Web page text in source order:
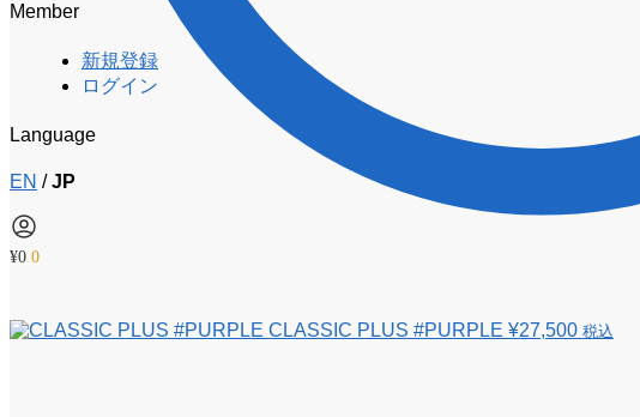
Member
新規登録
ログイン
Language
EN /JP
¥0 0
CLASSIC PLUS #PURPLE ¥27,500 税込